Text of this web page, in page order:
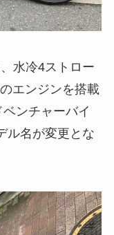
水冷4ストロー
エンジンを搭載
ンチャーバイ
ル名が変更とな